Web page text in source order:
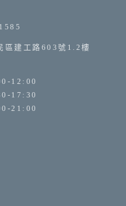
區建工路603號1.2樓
12:00
17:30
21:00